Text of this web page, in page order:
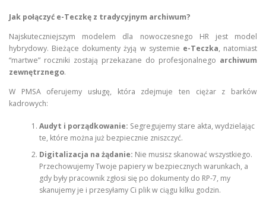
Jak połączyć e-Teczkę z tradycyjnym archiwum?
Najskuteczniejszym modelem dla nowoczesnego HR jest model
hybrydowy. Bieżące dokumenty żyją w systemie e-Teczka, natomiast
“martwe” roczniki zostają przekazane do profesjonalnego archiwum
zewnętrznego.
W PMSA oferujemy usługę, która zdejmuje ten ciężar z barków
kadrowych:
Audyt i porządkowanie: Segregujemy stare akta, wydzielając
te, które można już bezpiecznie zniszczyć.
Digitalizacja na żądanie: Nie musisz skanować wszystkiego.
Przechowujemy Twoje papiery w bezpiecznych warunkach, a
gdy były pracownik zgłosi się po dokumenty do RP-7, my
skanujemy je i przesyłamy Ci plik w ciągu kilku godzin.